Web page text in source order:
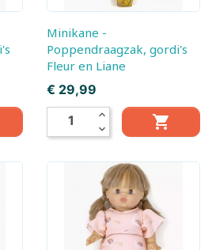
Minikane -
Poppendraagzak, gordi's
Fleur en Liane
Prijs
€ 29,99
expand_less
expand_more
